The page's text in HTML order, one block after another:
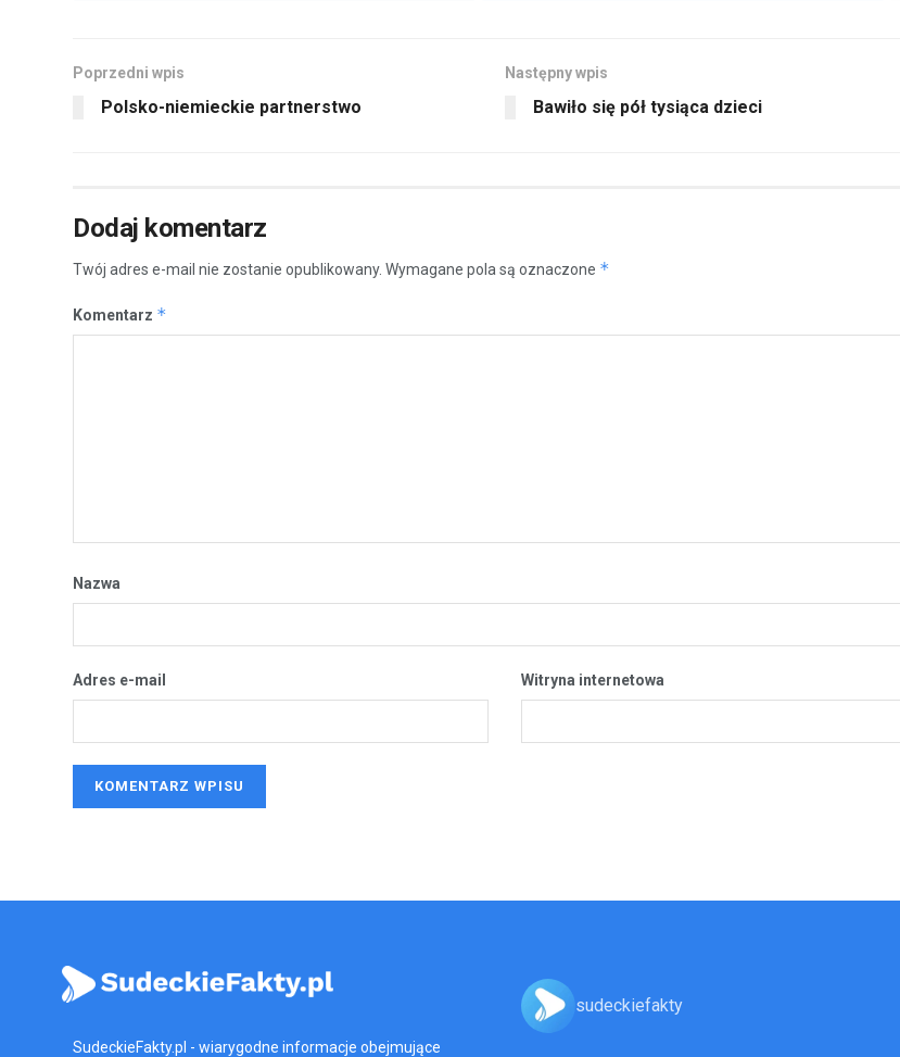
Poprzedni wpis
Polsko-niemieckie partnerstwo
Następny wpis
Bawiło się pół tysiąca dzieci
Dodaj komentarz
Twój adres e-mail nie zostanie opublikowany. Wymagane pola są oznaczone *
Komentarz *
Nazwa
Adres e-mail Witryna internetowa
SudeckieFakty.pl - wiarygodne informacje obejmujące
sudeckiefakty